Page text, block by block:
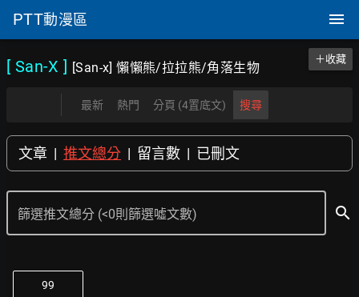
PTT動漫區
[ San-X ] [San-x] 懶懶熊/拉拉熊/角落生物
＋收藏
最新 熱門 分頁 (4置底文) 搜尋
文章 | 推文總分 | 留言數 | 已刪文
篩選推文總分 (<0則篩選噓文數) search
99